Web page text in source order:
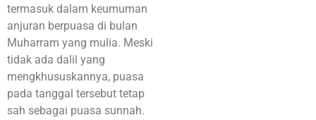
termasuk dalam keumuman
anjuran berpuasa di bulan
Muharram yang mulia. Meski
tidak ada dalil yang
mengkhususkannya, puasa
pada tanggal tersebut tetap
sah sebagai puasa sunnah.